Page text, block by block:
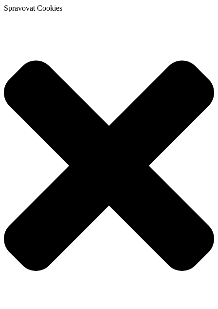
Spravovat Cookies